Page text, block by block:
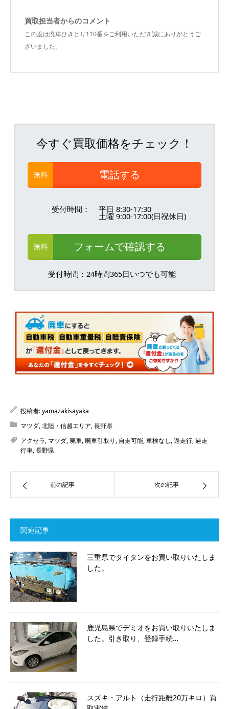
買取担当者からのコメント
この度は廃車ひきとり110番をご利用いただき誠にありがとうご
ざいました。
今すぐ買取価格をチェック！
無料 電話する
受付時間： 平日 8:30-17:30
土曜 9:00-17:00(日祝休日)
無料 フォームで確認する
受付時間：24時間365日いつでも可能
投稿者:yamazakisayaka
マツダ,北陸・信越エリア,長野県
アクセラ, マツダ,廃車,廃車引取り , 自走可能,車検なし,過走行,過走
行車,長野県
前の記事 次の記事
関連記事
三重県でタイタンをお買い取りいたしま
した。
鹿児島県でデミオをお買い取りいたしま
した。引き取り、登録手続…
スズキ・アルト（走行距離20万キロ）買